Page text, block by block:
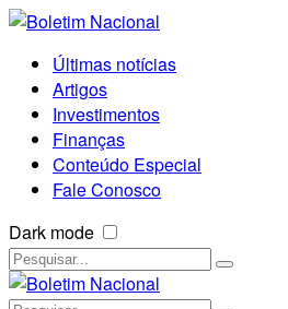
Últimas notícias
Artigos
Investimentos
Finanças
Conteúdo Especial
Fale Conosco
Dark mode